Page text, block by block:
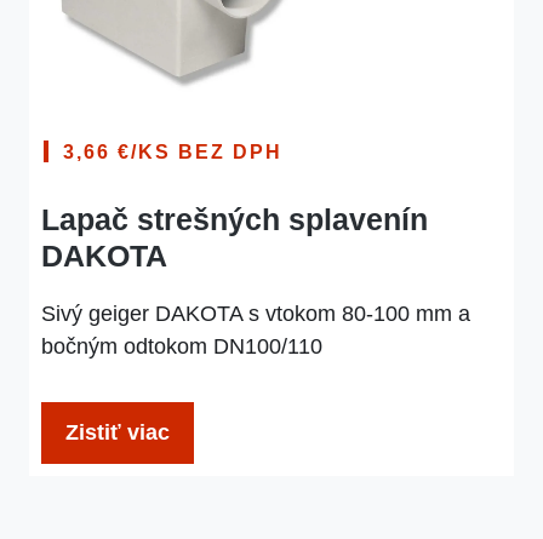
3,66 €/KS BEZ DPH
Lapač strešných splavenín
DAKOTA
Sivý geiger DAKOTA s vtokom 80-100 mm a
bočným odtokom DN100/110
Zistiť viac